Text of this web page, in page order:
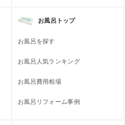
お風呂トップ
お風呂を探す
お風呂人気ランキング
お風呂費用相場
お風呂リフォーム事例